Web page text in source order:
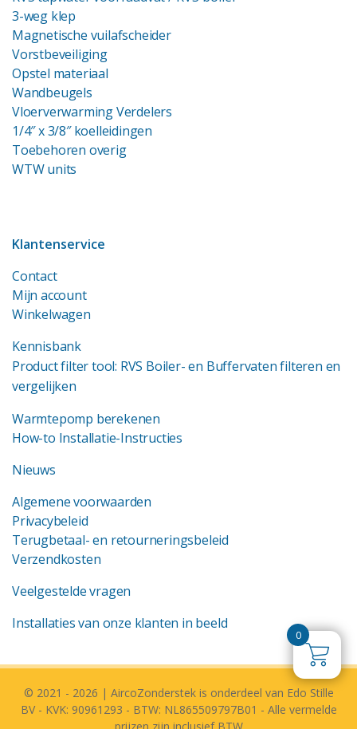
3-weg klep
Magnetische vuilafscheider
Vorstbeveiliging
Opstel materiaal
Wandbeugels
Vloerverwarming Verdelers
1/4″ x 3/8″ koelleidingen
Toebehoren overig
WTW units
Klantenservice
Contact
Mijn account
Winkelwagen
Kennisbank
Product filter tool: RVS Boiler- en Buffervaten filteren en
vergelijken
Warmtepomp berekenen
How-to Installatie-Instructies
Nieuws
Algemene voorwaarden
Privacybeleid
Terugbetaal- en retourneringsbeleid
Verzendkosten
Veelgestelde vragen
Installaties van onze klanten in beeld
© 2021 - 2026 | AircoZonderstek is onderdeel van Edo Stille
BV - KVK: 90961293 - BTW: NL865509797B01 - Alle vermelde
0